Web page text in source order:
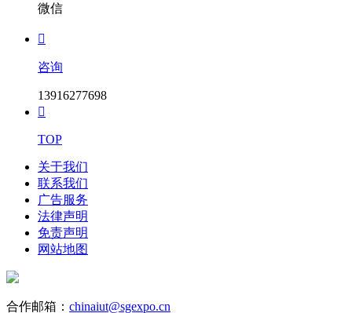
微信

咨询
13916277698

TOP
关于我们
联系我们
广告服务
法律声明
免责声明
网站地图
合作邮箱： chinaiut@sgexpo.cn